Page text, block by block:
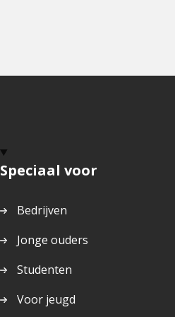
Speciaal voor
Bedrijven
Jonge ouders
Studenten
Voor jeugd